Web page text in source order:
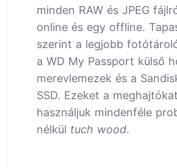
minden RAW és JPEG
online és egy offline.
szerint a legjobb
a WD My Passport külső
merevlemezek és a
SSD. Ezeket a
használjuk mindenféle
nélkül tuch wood.